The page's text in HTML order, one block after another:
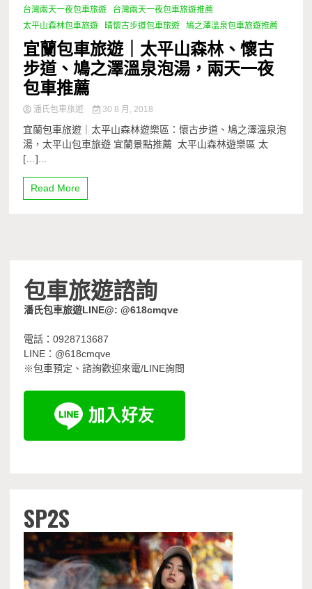
台灣兩天一夜包車旅遊
台灣兩天一夜包車旅遊推薦
太平山森林包車旅遊
晴懷古步道包車旅遊 鳩之澤溫泉包車旅遊推薦
宜蘭包車旅遊｜太平山森林、懷古
步道、鳩之澤溫泉泡湯，兩天一夜
包車推薦
潘氏包車旅遊 30 8 月, 2018
宜蘭包車旅遊｜太平山森林遊樂區：懷古步道、鳩之澤溫泉泡
湯，太平山包車旅遊 宜蘭景點推薦 太平山森林遊樂區 太
[…]...
Read More
包車旅遊諮詢
潘氏包車旅遊LINE@: @618cmqve
電話：0928713687
LINE：@618cmqve
※包車預定、諮詢歡迎來電/LINE詢問
SP2S